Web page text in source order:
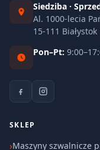
Siedziba ·
Al. 1000-lecia
15-111 Białystok
Pon–Pt:
SKLEP
Maszyny szwalnicze